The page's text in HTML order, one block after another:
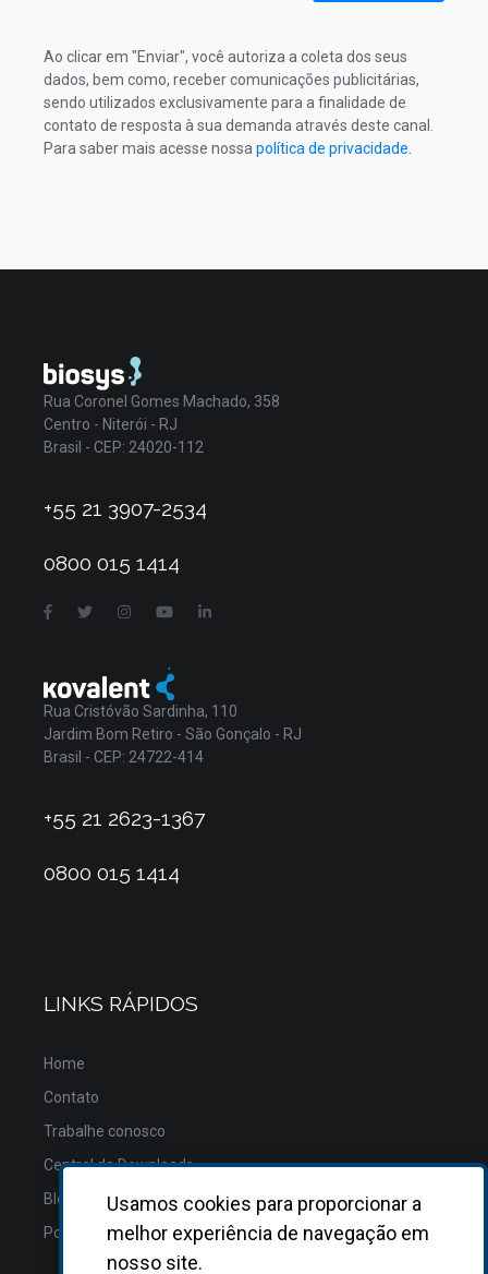
Ao clicar em "Enviar", você autoriza a coleta dos seus
dados, bem como, receber comunicações publicitárias,
sendo utilizados exclusivamente para a finalidade de
contato de resposta à sua demanda através deste canal.
Para saber mais acesse nossa política de privacidade
Rua Coronel Gomes Machado, 358
Centro - Niterói - RJ
Brasil - CEP: 24020-112
+55 21 3907-2534
0800 015 1414
Rua Cristóvão Sardinha, 110
Jardim Bom Retiro - São Gonçalo - RJ
Brasil - CEP: 24722-414
+55 21 2623-1367
0800 015 1414
LINKS RÁPIDOS
Home
Contato
Trabalhe conosco
Central de Downloads
Blog
Política de Privacidade
Usamos cookies para proporcionar a
melhor experiência de navegação em
nosso site.